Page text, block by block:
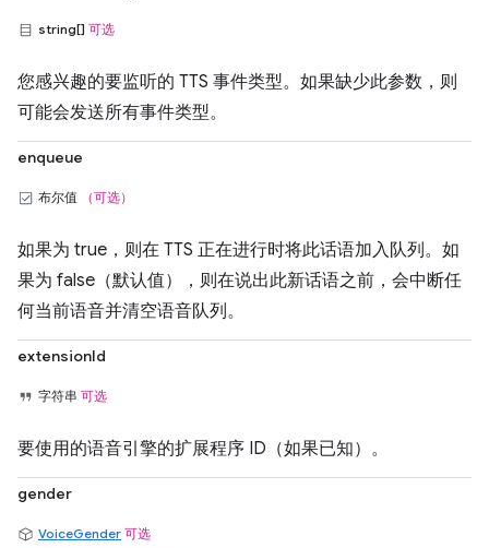
string[] 可选
您感兴趣的要监听的 TTS 事件类型。如果缺少此参数，则
可能会发送所有事件类型。
enqueue
布尔值 （可选）
如果为 true，则在 TTS 正在进行时将此话语加入队列。如
果为 false（默认值），则在说出此新话语之前，会中断任
何当前语音并清空语音队列。
extensionId
字符串 可选
要使用的语音引擎的扩展程序 ID（如果已知）。
gender
VoiceGender 可选